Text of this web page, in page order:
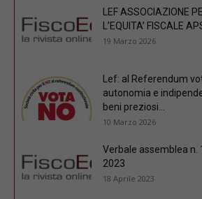
LEF ASSOCIAZIONE
L’EQUITA’ FISCALE
19 Marzo 2026
Lef: al Referendum
autonomia e
beni preziosi...
10 Marzo 2026
Verbale assemblea n.
2023
18 Aprile 2023